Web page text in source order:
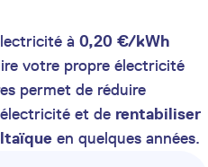
à 0,20 €/kWh
votre propre électricité
permet de réduire
et de rentabiliser
en quelques années.